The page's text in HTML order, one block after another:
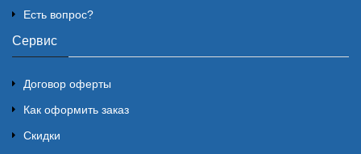
Есть вопрос?
Сервис
Договор оферты
Как оформить заказ
Скидки